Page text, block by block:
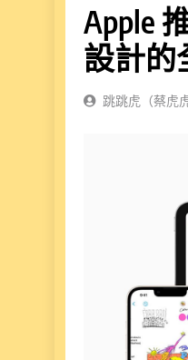
Apple
設計的
跳跳虎（蔡虎虎